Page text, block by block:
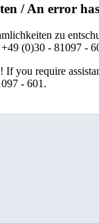
/ An error
zu
(0)30 - 81097 -
you require
- 601.